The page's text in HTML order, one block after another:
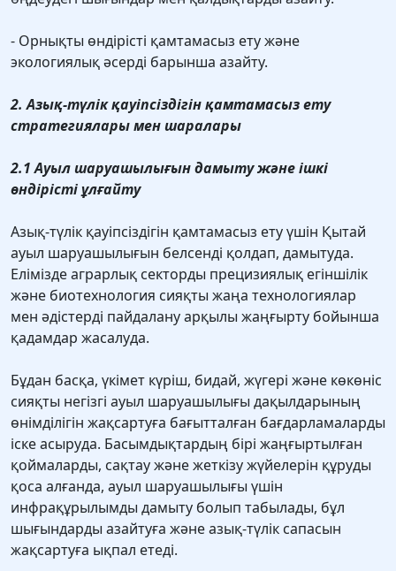
- Орнықты өндiрiстi қамтамасыз ету және
экологиялық әсердi барынша азайту.
2. Азық-түлік қауіпсіздігін қамтамасыз ету
стратегиялары мен шаралары
2.1 Ауыл шаруашылығын дамыту және ішкі
өндірісті ұлғайту
Азық-түлік қауіпсіздігін қамтамасыз ету үшін Қытай
ауыл шаруашылығын белсенді қолдап, дамытуда.
Елімізде аграрлық секторды прецизиялық егіншілік
және биотехнология сияқты жаңа технологиялар
мен әдістерді пайдалану арқылы жаңғырту бойынша
қадамдар жасалуда.
Бұдан басқа, үкімет күріш, бидай, жүгері және көкөніс
сияқты негізгі ауыл шаруашылығы дақылдарының
өнімділігін жақсартуға бағытталған бағдарламаларды
іске асыруда. Басымдықтардың бірі жаңғыртылған
қоймаларды, сақтау және жеткізу жүйелерін құруды
қоса алғанда, ауыл шаруашылығы үшін
инфрақұрылымды дамыту болып табылады, бұл
шығындарды азайтуға және азық-түлік сапасын
жақсартуға ықпал етеді.